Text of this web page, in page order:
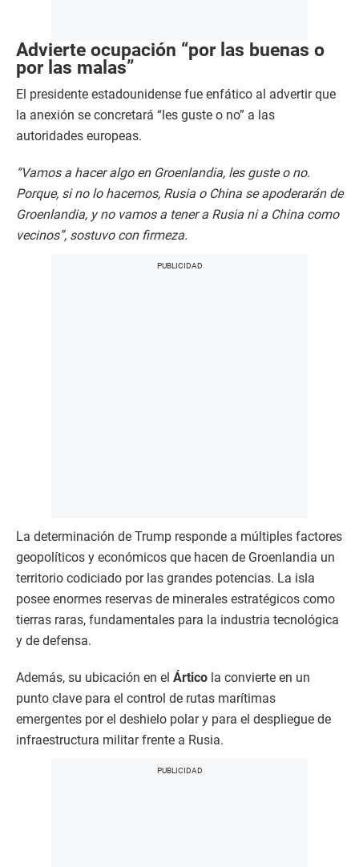
Advierte ocupación “por las buenas o
por las malas”
El presidente estadounidense fue enfático al advertir que
la anexión se concretará “les guste o no” a las
autoridades europeas.
“Vamos a hacer algo en Groenlandia, les guste o no.
Porque, si no lo hacemos, Rusia o China se apoderarán de
Groenlandia, y no vamos a tener a Rusia ni a China como
vecinos”, sostuvo con firmeza.​
La determinación de Trump responde a múltiples factores
geopolíticos y económicos que hacen de Groenlandia un
territorio codiciado por las grandes potencias. La isla
posee enormes reservas de minerales estratégicos como
tierras raras, fundamentales para la industria tecnológica
y de defensa.​
Además, su ubicación en el Ártico la convierte en un
punto clave para el control de rutas marítimas
emergentes por el deshielo polar y para el despliegue de
infraestructura militar frente a Rusia.​